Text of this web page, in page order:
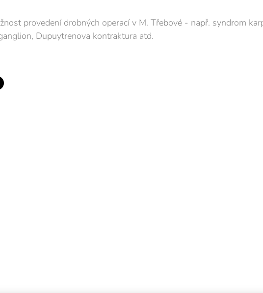
provedení drobných operací v M. Třebové - např. syndrom
Dupuytrenova kontraktura atd.